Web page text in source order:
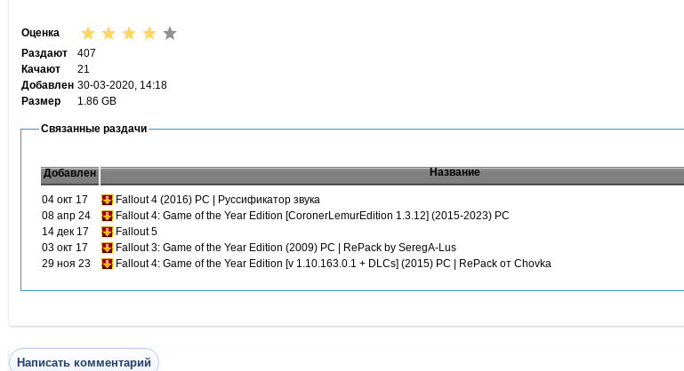
Оценка
Раздают
407
Качают
21
Добавлен 30-03-2020, 14:18
Размер
1.86 GB
Связанные раздачи
Добавлен Название
04 окт 17 Fallout 4 (2016) PC | Руссификатор звука
08 апр 24
Fallout 4: Game of the Year Edition [CoronerLemurEdition 1.3.12] (2015-2023) PC
14 дек 17
Fallout 5
03 окт 17
Fallout 3: Game of the Year Edition (2009) PC | RePack by SeregA-Lus
29 ноя 23
Fallout 4: Game of the Year Edition [v 1.10.163.0.1 + DLCs] (2015) PC | RePack от Chovka
Написать комментарий